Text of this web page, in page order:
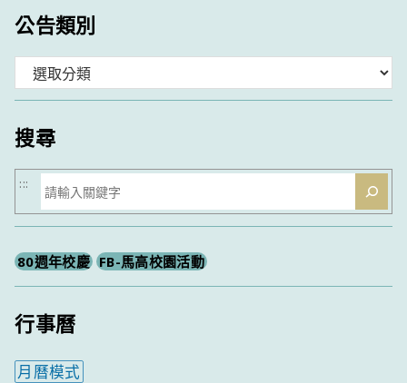
公告類別
類
搜尋
搜
尋
:::
80週年校慶 FB-馬高校園活動
行事曆
月曆模式